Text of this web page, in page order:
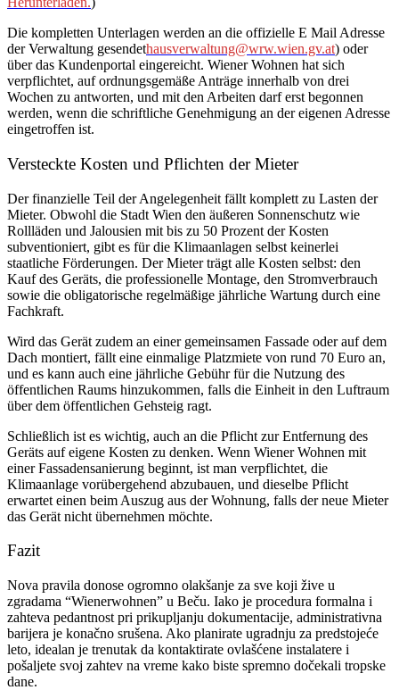
Die kompletten Unterlagen werden an die offizielle E Mail Adresse
der Verwaltung gesendethausverwaltung@wrw.wien.gv.at) oder
über das Kundenportal eingereicht. Wiener Wohnen hat sich
verpflichtet, auf ordnungsgemäße Anträge innerhalb von drei
Wochen zu antworten, und mit den Arbeiten darf erst begonnen
werden, wenn die schriftliche Genehmigung an der eigenen Adresse
eingetroffen ist.
Versteckte Kosten und Pflichten der Mieter
Der finanzielle Teil der Angelegenheit fällt komplett zu Lasten der
Mieter. Obwohl die Stadt Wien den äußeren Sonnenschutz wie
Rollläden und Jalousien mit bis zu 50 Prozent der Kosten
subventioniert, gibt es für die Klimaanlagen selbst keinerlei
staatliche Förderungen. Der Mieter trägt alle Kosten selbst: den
Kauf des Geräts, die professionelle Montage, den Stromverbrauch
sowie die obligatorische regelmäßige jährliche Wartung durch eine
Fachkraft.
Wird das Gerät zudem an einer gemeinsamen Fassade oder auf dem
Dach montiert, fällt eine einmalige Platzmiete von rund 70 Euro an,
und es kann auch eine jährliche Gebühr für die Nutzung des
öffentlichen Raums hinzukommen, falls die Einheit in den Luftraum
über dem öffentlichen Gehsteig ragt.
Schließlich ist es wichtig, auch an die Pflicht zur Entfernung des
Geräts auf eigene Kosten zu denken. Wenn Wiener Wohnen mit
einer Fassadensanierung beginnt, ist man verpflichtet, die
Klimaanlage vorübergehend abzubauen, und dieselbe Pflicht
erwartet einen beim Auszug aus der Wohnung, falls der neue Mieter
das Gerät nicht übernehmen möchte.
Fazit
Nova pravila donose ogromno olakšanje za sve koji žive u
zgradama “Wienerwohnen” u Beču. Iako je procedura formalna i
zahteva pedantnost pri prikupljanju dokumentacije, administrativna
barijera je konačno srušena. Ako planirate ugradnju za predstojeće
leto, idealan je trenutak da kontaktirate ovlašćene instalatere i
pošaljete svoj zahtev na vreme kako biste spremno dočekali tropske
dane.